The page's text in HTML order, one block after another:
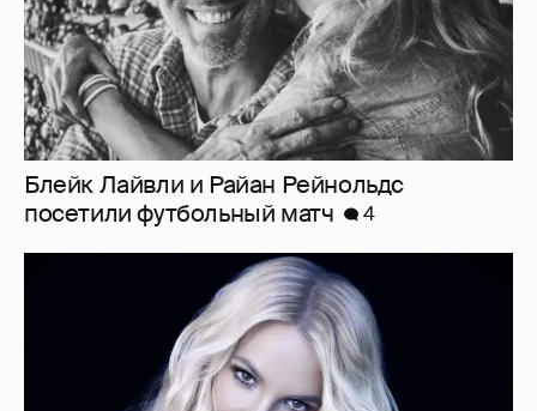
"Я ангел, и это больно". Бритни Спирс
раскритиковала родителей, шоу-бизнес и
себя — за то, что "провалилась как мать"